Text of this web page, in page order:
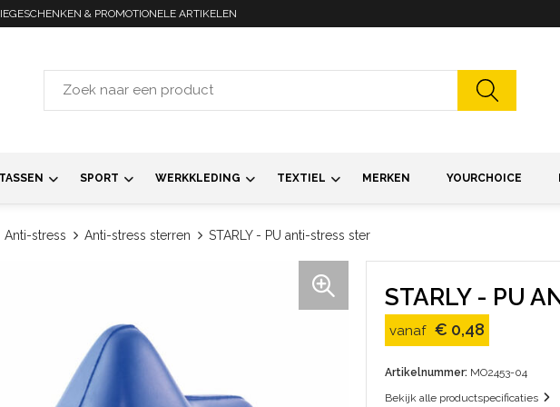
& PROMOTIONELE ARTIKELEN
TASSEN SPORT WERKKLEDING TEXTIEL MERKEN YOURCHOICE
Anti-stress Anti-stress sterren STARLY - PU anti-stress ster
STARLY - PU
vanaf € 0,48
Artikelnummer: MO2453-04
Bekijk alle productspecificaties